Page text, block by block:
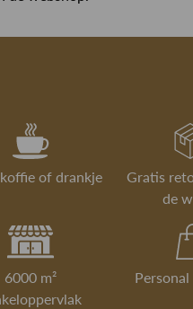
of drankje
Gratis
de
6000 m²